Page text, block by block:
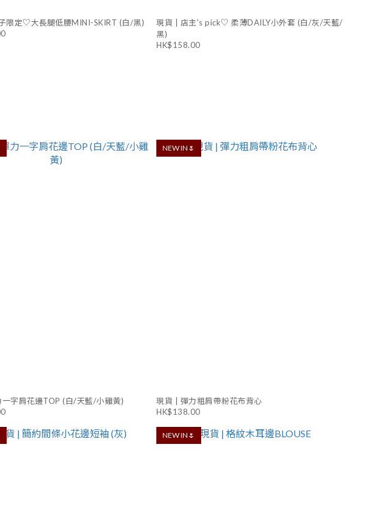
限定♡大長腿低腰MINI-SKIRT (白/黑)
現貨 | 店主's pick♡ 柔薄DAILY小外套 (白/灰/天藍/
黑)
HK$158.00
字肩花邊TOP (白/天藍/小雞黃)
NEW IN🌷
現貨 | 彈力粗肩帶粉花布背心
HK$138.00
NEW IN🌷